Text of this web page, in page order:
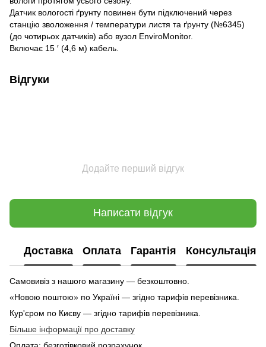
Датчик вологості ґрунту повинен бути підключений через
станцію зволоження / температури листя та ґрунту (№6345)
(до чотирьох датчиків) або вузол EnviroMonitor.
Включає 15 ′ (4,6 м) кабель.
Відгуки
Додайте перший відгук
Написати відгук
Доставка Оплата Гарантія Консультація
Самовивіз з нашого магазину — безкоштовно.
«Новою поштою» по Україні — згідно тарифів перевізника.
Кур'єром по Києву — згідно тарифів перевізника.
Більше інформації про доставку
Оплата: безготівковий розрахунок